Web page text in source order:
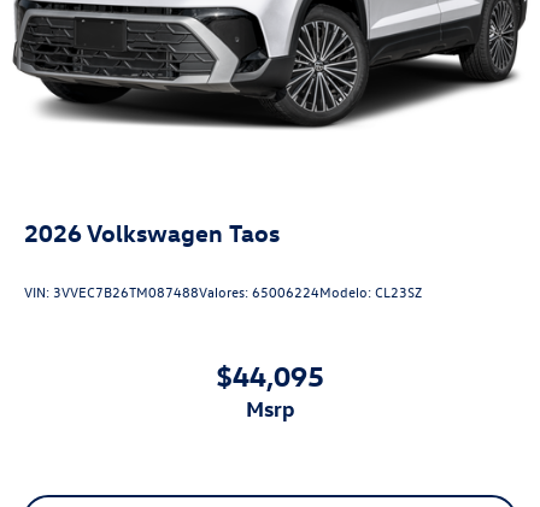
2026Volkswagen Taos
VIN: 3VVEC7B26TM087488Valores:65006224Modelo:CL23SZ
$44,095
msrp